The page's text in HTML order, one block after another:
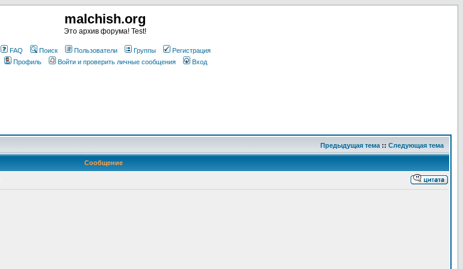
malchish.org
Это архив форума! Test!
FAQ Поиск Пользователи Группы
Регистрация
Профиль
Войти и проверить личные сообщения Вход
Предыдущая тема :: Следующая тема
Сообщение